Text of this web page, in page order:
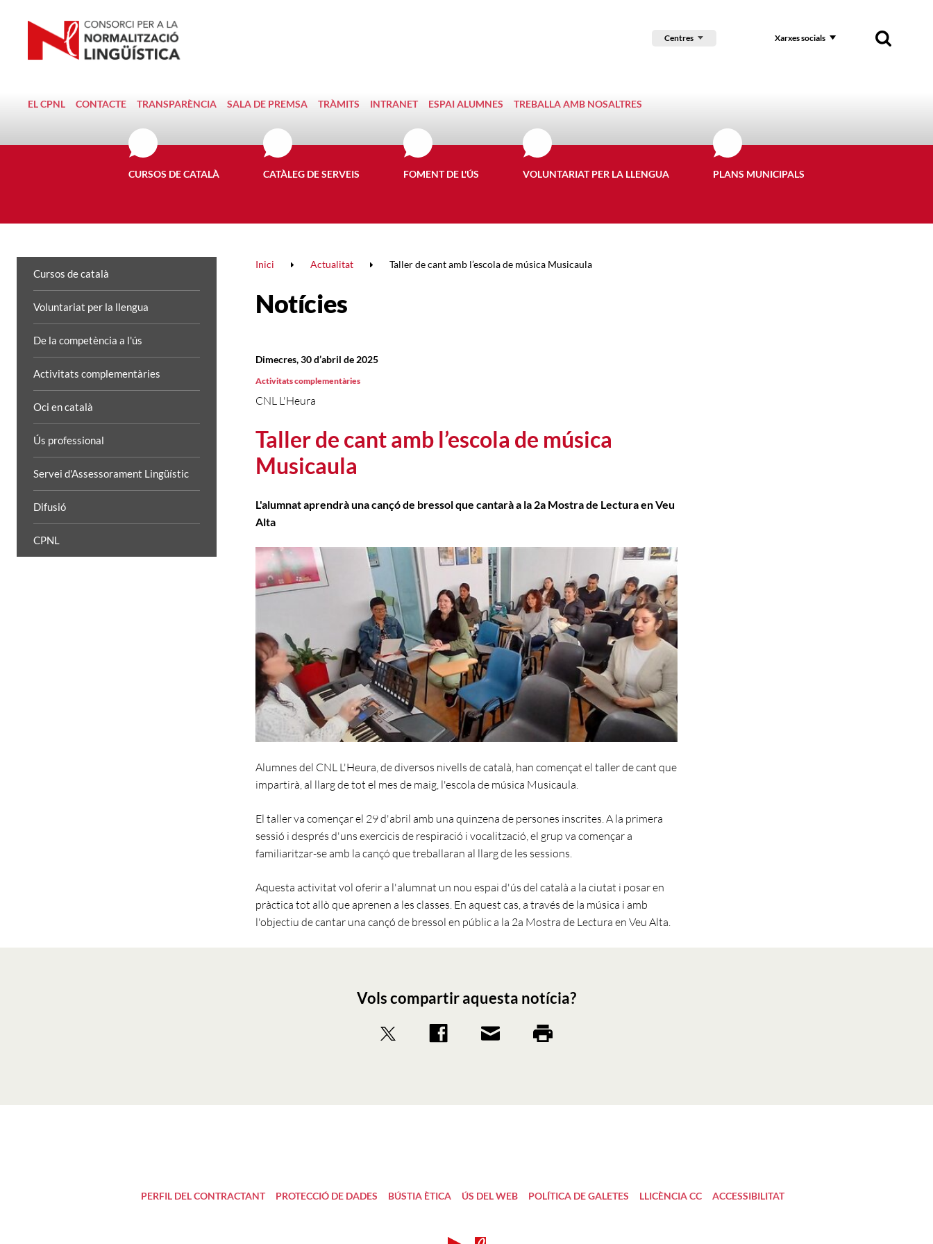
Centres Xarxes socials
EL CPNL CONTACTE TRANSPARÈNCIA SALA DE PREMSA TRÀMITS INTRANET ESPAI ALUMNES TREBALLA AMB NOSALTRES
CURSOS DE CATALÀ CATÀLEG DE SERVEIS FOMENT DE L'ÚS VOLUNTARIAT PER LA LLENGUA PLANS MUNICIPALS
Cursos de català
Voluntariat per la llengua
De la competència a l'ús
Activitats complementàries
Oci en català
Ús professional
Servei d'Assessorament Lingüístic
Difusió
CPNL
Inici Actualitat Taller de cant amb l’escola de música Musicaula
Notícies
Taller de cant amb l’escola de música
Musicaula
CNL L'Heura
Dimecres, 30 d’abril de 2025
Activitats complementàries
L'alumnat aprendrà una cançó de bressol que cantarà a la 2a Mostra de Lectura en Veu
Alta
Alumnes del CNL L'Heura, de diversos nivells de català, han començat el taller de cant que
impartirà, al llarg de tot el mes de maig, l'escola de música Musicaula.
El taller va començar el 29 d'abril amb una quinzena de persones inscrites. A la primera
sessió i després d'uns exercicis de respiració i vocalització, el grup va començar a
familiaritzar-se amb la cançó que treballaran al llarg de les sessions.
Aquesta activitat vol oferir a l'alumnat un nou espai d'ús del català a la ciutat i posar en
pràctica tot allò que aprenen a les classes. En aquest cas, a través de la música i amb
l'objectiu de cantar una cançó de bressol en públic a la 2a Mostra de Lectura en Veu Alta.
Vols compartir aquesta notícia?
PERFIL DEL CONTRACTANT PROTECCIÓ DE DADES BÚSTIA ÈTICA ÚS DEL WEB POLÍTICA DE GALETES LLICÈNCIA CC ACCESSIBILITAT